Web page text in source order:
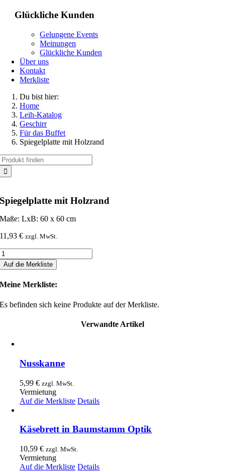
Glückliche Kunden
Gelungene Events
Meinungen
Glückliche Kunden
Über uns
Kontakt
Merkliste
Du bist hier:
Home
Leih-Katalog
Geschirr
Für das Buffet
Spiegelplatte mit Holzrand
Spiegelplatte mit Holzrand
Maße: LxB: 60 x 60 cm
11,93€ zzgl. MwSt.
Auf die Merkliste
Meine Merkliste:
Es befinden sich keine Produkte auf der Merkliste.
Verwandte Artikel
Nusskanne
5,99€ zzgl. MwSt.
Vermietung
Auf die Merkliste Details
Käsebrett in Baumstamm Optik
10,59€ zzgl. MwSt.
Vermietung
Auf die Merkliste Details